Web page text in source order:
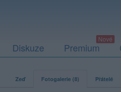
Diskuze Premium
Zeď Fotogalerie (8) Přátelé